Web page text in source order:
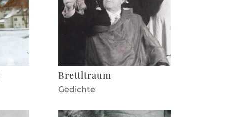
Brettltraum
Gedichte